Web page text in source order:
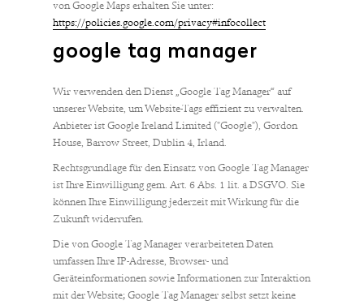
von Google Maps erhalten Sie unter:
https://policies.google.com/privacy#infocollect
google tag manager
Wir verwenden den Dienst „Google Tag Manager“ auf
unserer Website, um Website-Tags effizient zu verwalten.
Anbieter ist Google Ireland Limited ("Google"), Gordon
House, Barrow Street, Dublin 4, Irland.
Rechtsgrundlage für den Einsatz von Google Tag Manager
ist Ihre Einwilligung gem. Art. 6 Abs. 1 lit. a DSGVO. Sie
können Ihre Einwilligung jederzeit mit Wirkung für die
Zukunft widerrufen.
Die von Google Tag Manager verarbeiteten Daten
umfassen Ihre IP-Adresse, Browser- und
Geräteinformationen sowie Informationen zur Interaktion
mit der Website; Google Tag Manager selbst setzt keine